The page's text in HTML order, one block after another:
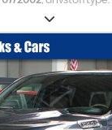
mekanisk